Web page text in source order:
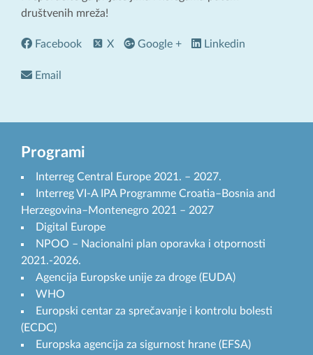
društvenih mreža!
Facebook X Google + Linkedin
Email
Programi
Interreg Central Europe 2021. – 2027.
Interreg VI-A IPA Programme Croatia–Bosnia and
Herzegovina–Montenegro 2021 – 2027
Digital Europe
NPOO – Nacionalni plan oporavka i otpornosti
2021.-2026.
Agencija Europske unije za droge (EUDA)
WHO
Europski centar za sprečavanje i kontrolu bolesti
(ECDC)
Europska agencija za sigurnost hrane (EFSA)